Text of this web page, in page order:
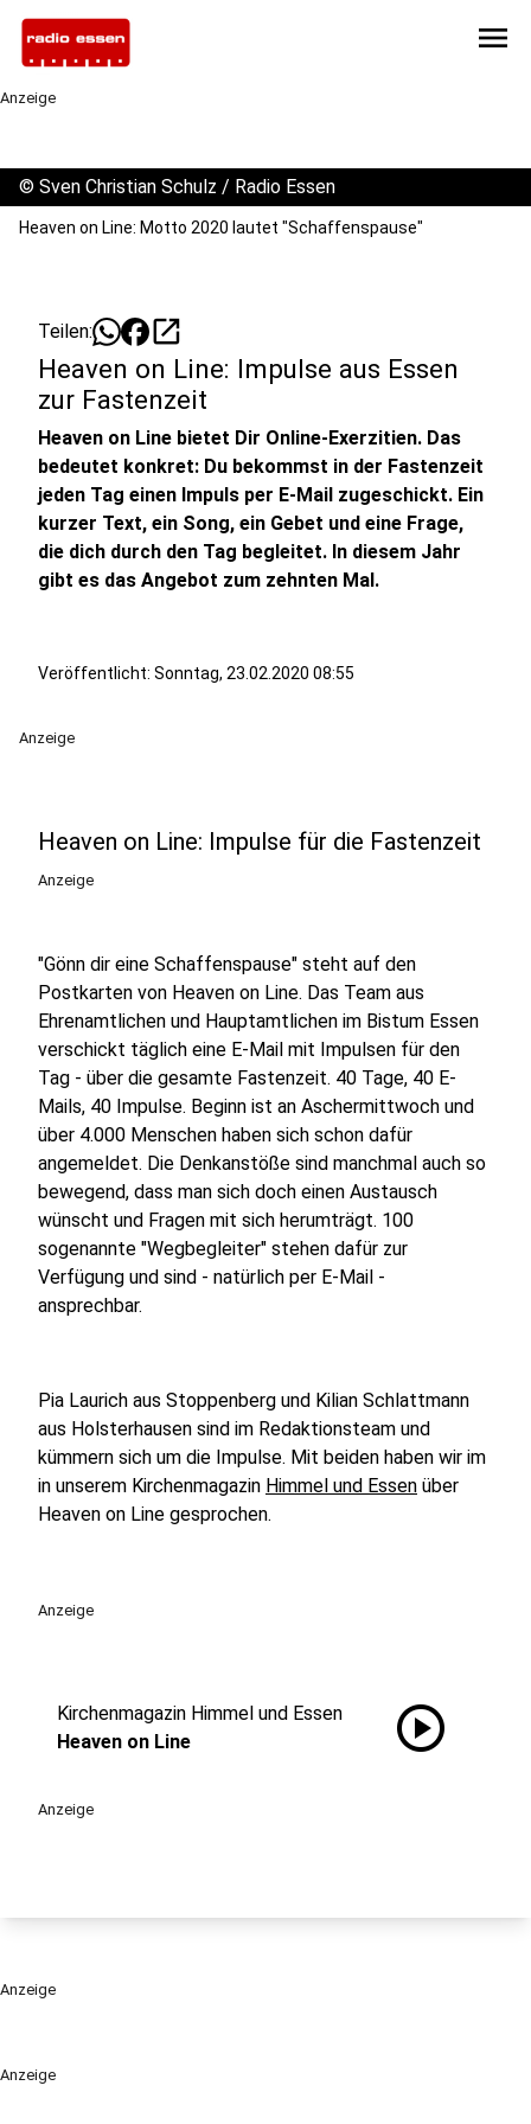
menu
Anzeige
Anzeige
© Sven Christian Schulz / Radio Essen
Heaven on Line: Motto 2020 lautet "Schaffenspause"
Teilen: open_in_new
Heaven on Line: Impulse aus Essen
zur Fastenzeit
Heaven on Line bietet Dir Online-Exerzitien. Das
bedeutet konkret: Du bekommst in der Fastenzeit
jeden Tag einen Impuls per E-Mail zugeschickt. Ein
kurzer Text, ein Song, ein Gebet und eine Frage,
die dich durch den Tag begleitet. In diesem Jahr
gibt es das Angebot zum zehnten Mal.
Veröffentlicht: Sonntag, 23.02.2020 08:55
Anzeige
Heaven on Line: Impulse für die Fastenzeit
Anzeige
"Gönn dir eine Schaffenspause" steht auf den
Postkarten von Heaven on Line. Das Team aus
Ehrenamtlichen und Hauptamtlichen im Bistum Essen
verschickt täglich eine E-Mail mit Impulsen für den
Tag - über die gesamte Fastenzeit. 40 Tage, 40 E-
Mails, 40 Impulse. Beginn ist an Aschermittwoch und
über 4.000 Menschen haben sich schon dafür
angemeldet. Die Denkanstöße sind manchmal auch so
bewegend, dass man sich doch einen Austausch
wünscht und Fragen mit sich herumträgt. 100
sogenannte "Wegbegleiter" stehen dafür zur
Verfügung und sind - natürlich per E-Mail -
ansprechbar.
Pia Laurich aus Stoppenberg und Kilian Schlattmann
aus Holsterhausen sind im Redaktionsteam und
kümmern sich um die Impulse. Mit beiden haben wir im
in unserem Kirchenmagazin Himmel und Essen über
Heaven on Line gesprochen.
Anzeige
Kirchenmagazin Himmel und Essen
Heaven on Line
play_circle
Anzeige
Anzeige